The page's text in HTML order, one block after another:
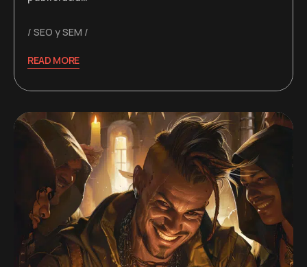
SEO y SEM
READ MORE